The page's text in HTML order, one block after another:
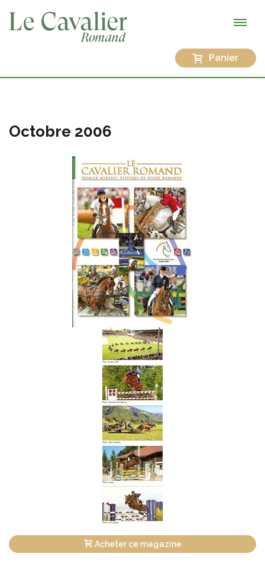
Panier
Octobre 2006
Acheter ce magazine